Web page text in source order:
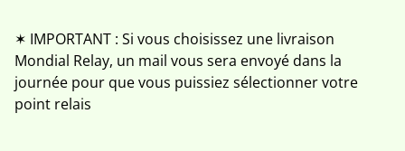
✶ IMPORTANT : Si vous choisissez une livraison
Mondial Relay, un mail vous sera envoyé dans la
journée pour que vous puissiez sélectionner votre
point relais